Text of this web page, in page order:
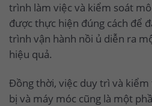
trình làm việc và kiểm soát
được thực hiện đúng cách để
trình vận hành nồi ủ diễn ra
hiệu quả.
Đồng thời, việc duy trì và
bị và máy móc cũng là một